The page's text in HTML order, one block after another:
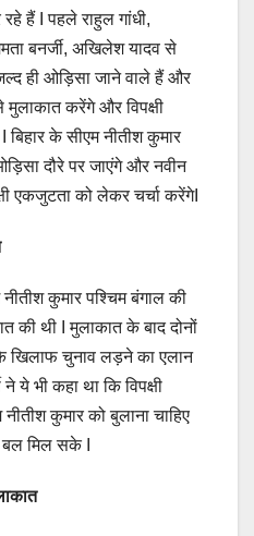
हैं I पहले राहुल गांधी,
बनर्जी, अखिलेश यादव से
ही ओड़िसा जाने वाले हैं और
करेंगे और विपक्षी
के सीएम नीतीश कुमार
दौरे पर जाएंगे और नवीन
एकजुटता को लेकर चर्चा करेंगेI
कुमार पश्चिम बंगाल की
की थी I मुलाकात के बाद दोनों
खिलाफ चुनाव लड़ने का एलान
ये भी कहा था कि विपक्षी
नीतीश कुमार को बुलाना चाहिए
बल मिल सके I